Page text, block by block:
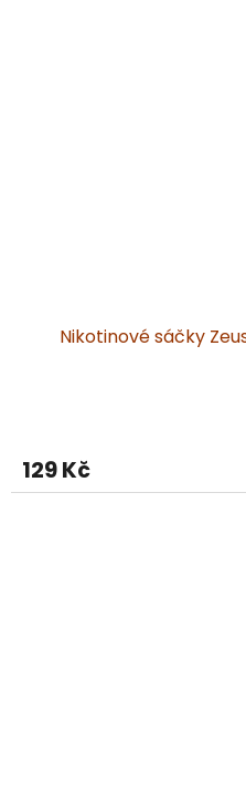
Nikotinové sáčky
129 Kč